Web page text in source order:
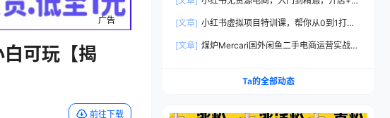
广告
可玩【揭
前往下载
[文章] 小红书虚拟项目特训课，帮你从0到1打造
[文章] 煤炉Mercari国外闲鱼二手电商运营实战全
Ta的全部动态